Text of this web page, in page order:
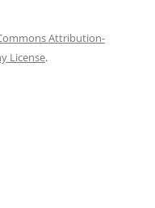
Attribution-
License.